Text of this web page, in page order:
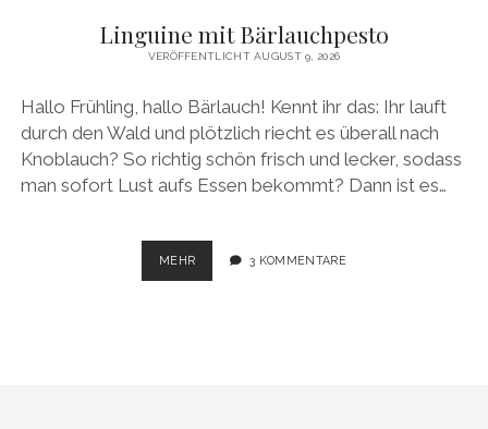
Linguine mit Bärlauchpesto
VERÖFFENTLICHT AUGUST 9, 2026
Hallo Frühling, hallo Bärlauch! Kennt ihr das: Ihr lauft
durch den Wald und plötzlich riecht es überall nach
Knoblauch? So richtig schön frisch und lecker, sodass
man sofort Lust aufs Essen bekommt? Dann ist es…
MEHRLINGUINE
MIT
3 KOMMENTARE